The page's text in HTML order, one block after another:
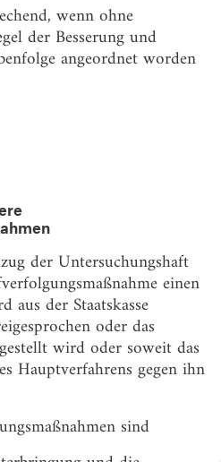
Billigkeit
Frist
kraft Gesetzes
der Entschädigung
der Übertragbarkeit
wenn ohne
der Besserung und
angeordnet worden
der Untersuchungshaft
einen
aus der Staatskasse
oder das
wird oder soweit das
Hauptverfahrens gegen ihn
sind